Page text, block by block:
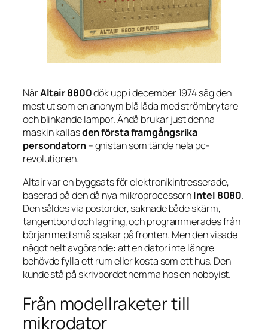
NärAltair 8800dök upp i december 1974 såg den
mest ut som en anonym blå låda med strömbrytare
och blinkande lampor. Ändå brukar just denna
maskin kallasden första framgångsrika
persondatorn– gnistan som tände hela pc-
revolutionen.
Altair var en byggsats för elektronikintresserade,
baserad på den då nya mikroprocessornIntel 8080.
Den såldes via postorder, saknade både skärm,
tangentbord och lagring, och programmerades från
början med små spakar på fronten. Men den visade
något helt avgörande: att en dator inte längre
behövde fylla ett rum eller kosta som ett hus. Den
kunde stå på skrivbordet hemma hos en hobbyist.
Från modellraketer till
mikrodator